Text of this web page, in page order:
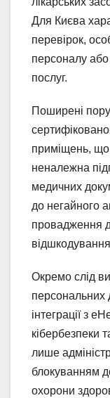
Для Києва
перевірок,
персоналу
послуг.
Поширені
приміщень, що
неналежна
медичних
до негайного
провадження
Окремо слід
персональних
інтеграції з
кібербезпеки
лише
блокуванням
охорони